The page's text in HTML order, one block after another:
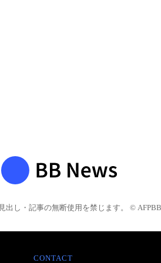
出し・記事の無断使用を禁じます。 © AFPBB
CONTACT